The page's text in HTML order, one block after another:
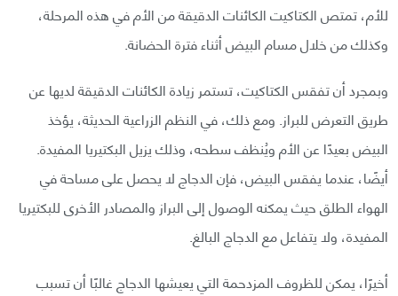
للأم، تمتص الكتاكيت الكائنات الدقيقة من الأم في هذه المرحلة،
وكذلك من خلال مسام البيض أثناء فترة الحضانة.
وبمجرد أن تفقس الكتاكيت، تستمر زيادة الكائنات الدقيقة لديها عن
طريق التعرض للبراز. ومع ذلك، في النظم الزراعية الحديثة، يؤخذ
البيض بعيدًا عن الأم ويُنظف سطحه، وذلك يزيل البكتيريا المفيدة.
أيضًا، عندما يفقس البيض، فإن الدجاج لا يحصل على مساحة في
الهواء الطلق حيث يمكنه الوصول إلى البراز والمصادر الأخرى للبكتيريا
المفيدة، ولا يتفاعل مع الدجاج البالغ.
أخيرًا، يمكن للظروف المزدحمة التي يعيشها الدجاج غالبًا أن تسبب